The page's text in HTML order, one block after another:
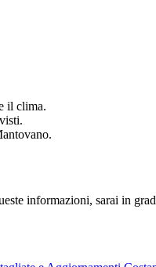
il clima.
informazioni, sarai in